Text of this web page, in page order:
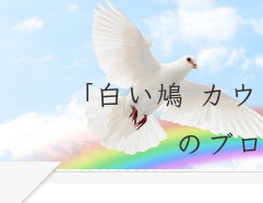
「白い鳩 カ
のブ